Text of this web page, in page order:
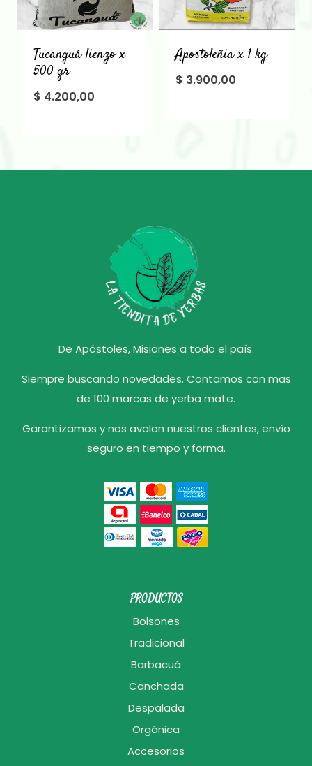
Tucanguá lienzo x
500 gr
$ 4.200,00
Apostoleñia x 1 kg
$ 3.900,00
De Apóstoles, Misiones a todo el país.
Siempre buscando novedades. Contamos con mas
de 100 marcas de yerba mate.
Garantizamos y nos avalan nuestros clientes, envío
seguro en tiempo y forma.
PRODUCTOS
Bolsones
Tradicional
Barbacuá
Canchada
Despalada
Orgánica
Accesorios